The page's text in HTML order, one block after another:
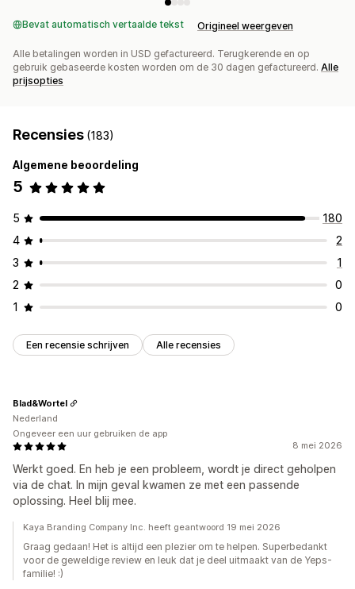
Bevat automatisch vertaalde tekst Origineel weergeven
Alle betalingen worden in USD gefactureerd. Terugkerende en op
gebruik gebaseerde kosten worden om de 30 dagen gefactureerd. Alle
prijsopties
Recensies (183)
Algemene beoordeling
5
5
180
4
2
3
1
2
0
1
0
Een recensie schrijven Alle recensies
8 mei 2026
Werkt goed. En heb je een probleem, wordt je direct geholpen
via de chat. In mijn geval kwamen ze met een passende
oplossing. Heel blij mee.
Blad&Wortel
Nederland
Ongeveer een uur gebruiken de app
Kaya Branding Company Inc. heeft geantwoord 19 mei 2026
Graag gedaan! Het is altijd een plezier om te helpen. Superbedankt
voor de geweldige review en leuk dat je deel uitmaakt van de Yeps-
familie! :)